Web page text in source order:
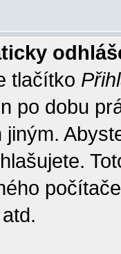
tlačítko
po dobu